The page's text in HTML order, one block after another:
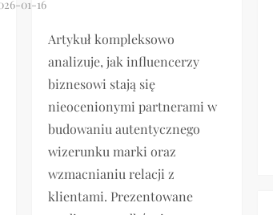
Artykuł kompleksowo
analizuje, jak influencerzy
biznesowi stają się
nieocenionymi partnerami w
budowaniu autentycznego
wizerunku marki oraz
wzmacnianiu relacji z
klientami. Prezentowane